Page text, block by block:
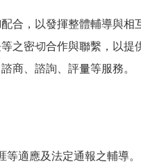
合，以發揮整體輔導與相
之密切合作與聯繫，以提
商、諮詢、評量等服務。
適應及法定通報之輔導。